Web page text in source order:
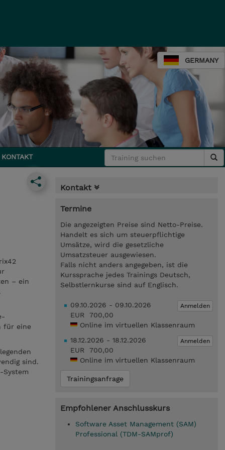
GERMANY
KONTAKT
– ein
für eine
sind.
System
Kontakt
Termine
Die angezeigten Preise sind Netto-Preise.
Handelt es sich um steuerpflichtige
Umsätze, wird die gesetzliche
Umsatzsteuer ausgewiesen.
Falls nicht anders angegeben, ist die
Kurssprache jedes Trainings Deutsch,
Selbstlernkurse sind auf Englisch.
Anmelden
09.10.2026 - 09.10.2026
EUR 700,00
Online im virtuellen Klassenraum
Anmelden
18.12.2026 - 18.12.2026
EUR 700,00
Online im virtuellen Klassenraum
Trainingsanfrage
Empfohlener Anschlusskurs
Software Asset Management (SAM)
Professional (TDM-SAMprof)